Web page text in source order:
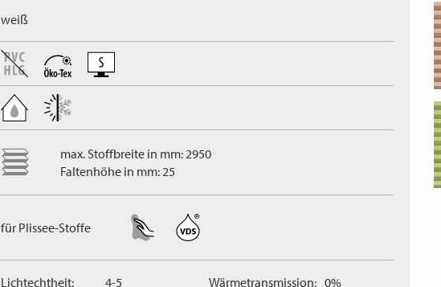
weiß
max. Stoffbreite in mm: 2950
Faltenhöhe in mm: 25
für Plissee-Stoffe
Lichtechtheit: 4-5 Wärmetransmission: 0%